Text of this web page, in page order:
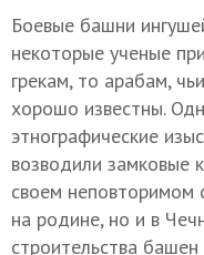
Боевые башни
некоторые ученые
грекам, то арабам,
хорошо известны.
этнографические
возводили замковые
своем неповторимом
на родине, но и в
строительства